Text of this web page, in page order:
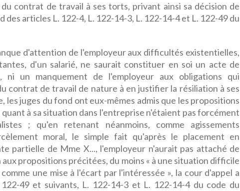
contrat de travail à ses torts, privant ainsi sa décision de
des articles L. 122-4, L. 122-14-3, L. 122-14-4 et L. 122-49 du
d'attention de l'employeur aux difficultés existentielles,
d'un salarié, ne saurait constituer en soi un acte de
ni un manquement de l'employeur aux obligations qui
contrat de travail de nature à en justifier la résiliation à ses
les juges du fond ont eux-mêmes admis que les propositions
à sa situation dans l'entreprise n'étaient pas forcément
; qu'en retenant néanmoins, comme agissements
moral, le simple fait qu'après le placement en
partielle de Mme X..., l'employeur n'aurait pas attaché de
propositions précitées, du moins « à une situation difficile
une mise à l'écart par l'intéressée », la cour d'appel a
49 et suivants, L. 122-14-3 et L. 122-14-4 du code du